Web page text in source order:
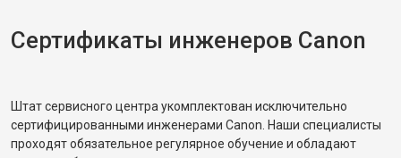
Сертификаты инженеров Canon
Штат сервисного центра укомплектован исключительно
сертифицированными инженерами Canon. Наши специалисты
проходят обязательное регулярное обучение и обладают